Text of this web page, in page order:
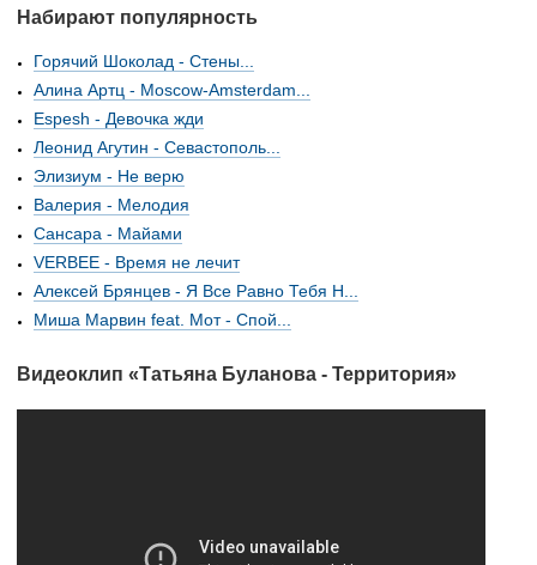
Набирают популярность
Горячий Шоколад - Стены...
Алина Артц - Moscow-Amsterdam...
Espesh - Девочка жди
Леонид Агутин - Севастополь...
Элизиум - Не верю
Валерия - Мелодия
Сансара - Майами
VERBEE - Время не лечит
Алексей Брянцев - Я Все Равно Тебя Н...
Миша Марвин feat. Мот - Спой...
Видеоклип «Татьяна Буланова - Территория»